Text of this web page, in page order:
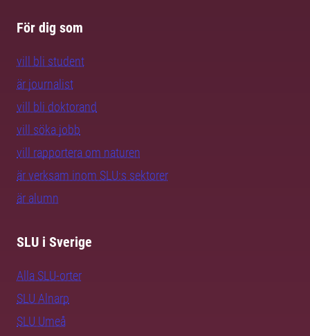
För dig som
vill bli student
är journalist
vill bli doktorand
vill söka jobb
vill rapportera om naturen
är verksam inom SLU:s sektorer
är alumn
SLU i Sverige
Alla SLU-orter
SLU Alnarp
SLU Umeå